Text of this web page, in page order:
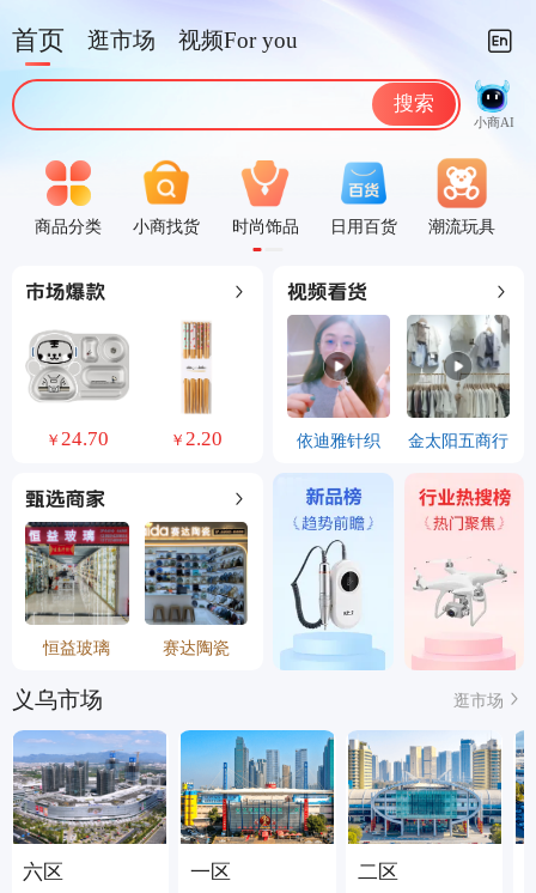
首页 逛市场 视频For you
搜索
小商AI
商品分类 小商找货 时尚饰品 日用百货 潮流玩具
￥ 10.06 ￥29.00 依迪雅针织 金太阳五商行
恒益玻璃 赛达陶瓷
义乌市场 逛市场
六区 一区 二区